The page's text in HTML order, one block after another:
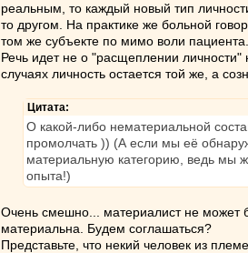
реальным, то каждый новый тип
то другом. На практике же больной
том же субъекте по мимо воли пациента.
Речь идет не о "расщеплении
случаях личность остается той же, а
Цитата:
О какой-либо нематериальной
промолчать )) (А если мы её
материальную категорию, ведь мы
опыта!)
Очень смешно... материалист не может
материальна. Будем соглашаться?
Представьте, что некий человек из